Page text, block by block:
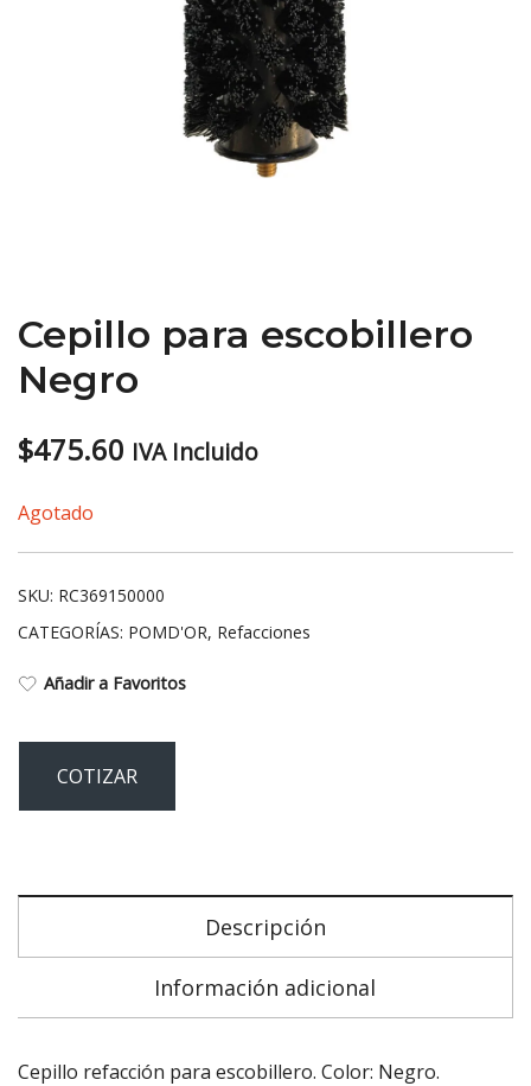
Cepillo para escobillero
Negro
$475.60 IVA Incluido
Agotado
SKU: RC369150000
CATEGORÍAS: POMD'OR, Refacciones
Añadir a Favoritos
COTIZAR
Descripción
Información adicional
Cepillo refacción para escobillero. Color: Negro.